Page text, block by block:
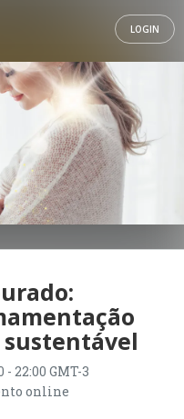
LOGIN
- 22:00 GMT-3
online